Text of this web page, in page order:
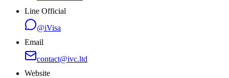
Line Official
@iVisa
Email
contact@ivc.ltd
Website